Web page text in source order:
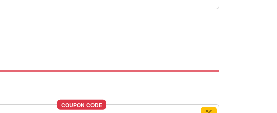
COUPON CODE